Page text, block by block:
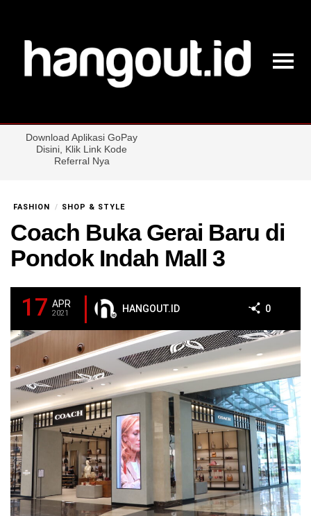
FASHION SHOP & STYLE
Coach Buka Gerai Baru di
Pondok Indah Mall 3
17 APR
2021 HANGOUT.ID 0